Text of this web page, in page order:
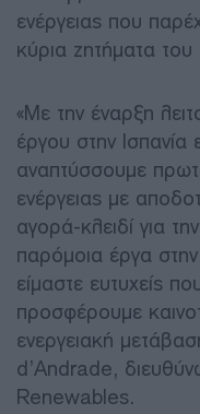
ενέργειας που
κύρια ζητήματα του
«Με την έναρξη
έργου στην Ισπανία
αναπτύσσουμε
ενέργειας με
αγορά-κλειδί για
παρόμοια έργα
είμαστε ευτυχείς
προσφέρουμε
ενεργειακή
d’Andrade,
Renewables.